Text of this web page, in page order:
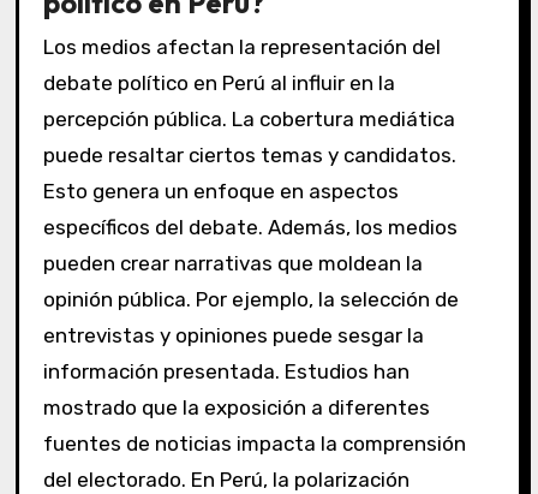
Los medios afectan la representación del
debate político en Perú al influir en la
percepción pública. La cobertura mediática
puede resaltar ciertos temas y candidatos.
Esto genera un enfoque en aspectos
específicos del debate. Además, los medios
pueden crear narrativas que moldean la
opinión pública. Por ejemplo, la selección de
entrevistas y opiniones puede sesgar la
información presentada. Estudios han
mostrado que la exposición a diferentes
fuentes de noticias impacta la comprensión
del electorado. En Perú, la polarización